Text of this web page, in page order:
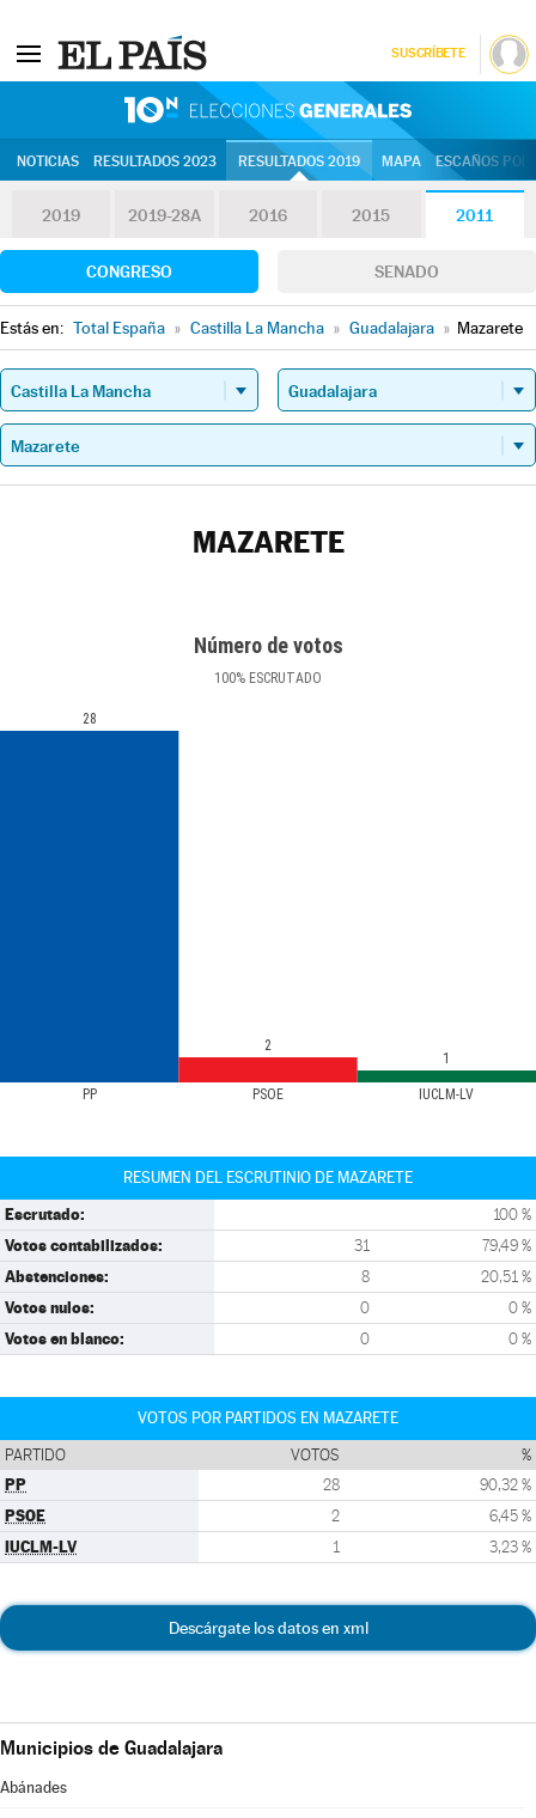
SUSCRÍBETE
NOTICIAS RESULTADOS 2023 RESULTADOS 2019 MAPA ESCAÑOS
2019 2019-28A 2016 2015 2011
CONGRESO SENADO
Estás en: Total España » Castilla La Mancha » Guadalajara » Mazarete
MAZARETE
Número de votos
100% ESCRUTADO
PP PSOE IUCLM-LV
28
2
1
RESUMEN DEL ESCRUTINIO DE MAZARETE
Escrutado: 100 %
Votos contabilizados: 31 79,49 %
Abstenciones: 8 20,51 %
Votos nulos: 0 0 %
Votos en blanco: 0 0 %
VOTOS POR PARTIDOS EN MAZARETE
PARTIDO VOTOS %
PP 28 90,32 %
PSOE 2 6,45 %
IUCLM-LV 1 3,23 %
Descárgate los datos en xml
Municipios de Guadalajara
Abánades